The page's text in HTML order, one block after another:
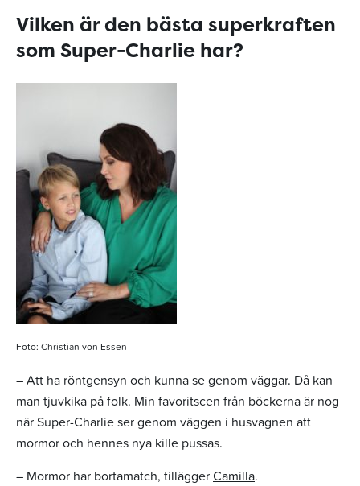
Vilken är den bästa superkraften
som Super-Charlie har?
Foto: Christian von Essen
– Att ha röntgensyn och kunna se genom väggar. Då kan
man tjuvkika på folk. Min favoritscen från böckerna är nog
när Super-Charlie ser genom väggen i husvagnen att
mormor och hennes nya kille pussas.
– Mormor har bortamatch, tilläggerCamilla.